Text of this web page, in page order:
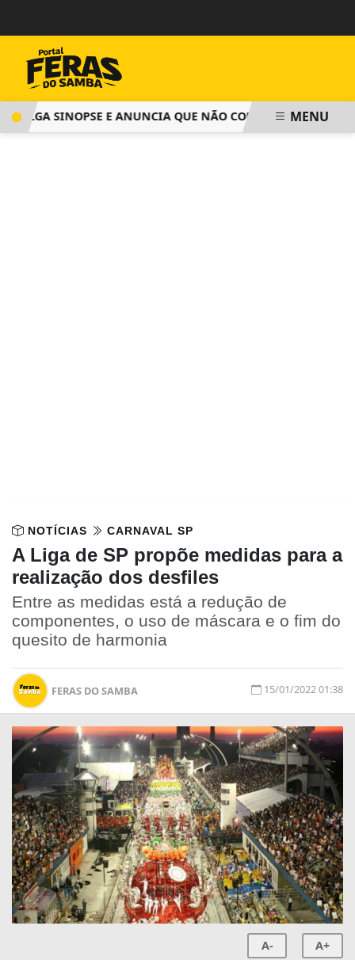
SINOPSE E ANUNCIA QUE NÃO COBRARÁ TAXA DE
MENU
NOTÍCIAS CARNAVAL SP
A Liga de SP propõe medidas para a
realização dos desfiles
Entre as medidas está a redução de
componentes, o uso de máscara e o fim do
quesito de harmonia
FERAS DO SAMBA 15/01/2022 01:38
A- A+